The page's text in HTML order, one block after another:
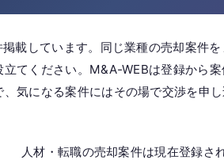
載しています。同じ業種の売却案件を
てください。M&A-WEBは登録から
気になる案件にはその場で交渉を申し
人材・転職の売却案件は現在登録さ